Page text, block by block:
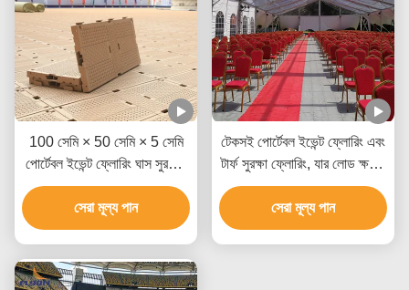
100 সেমি × 50 সেমি × 5 সেমি
পোর্টেবল ইভেন্ট ফ্লোরিং ঘাস সুরক্ষার
জন্য ইউভি প্রতিরোধী
সেরা মূল্য পান
টেকসই পোর্টেবল ইভেন্ট ফ্লোরিং এবং
টার্ফ সুরক্ষা ফ্লোরিং, যার লোড ক্ষমতা
২০ টন এবং আকার ৩০.৪৮ সেমি x
১০.১৬ সেমি x ১.৮ সেমি
সেরা মূল্য পান